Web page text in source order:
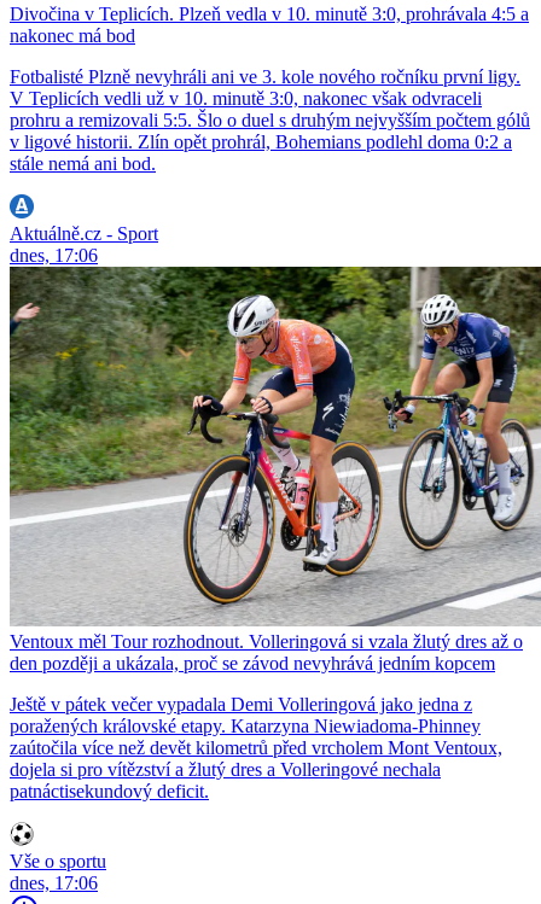
Divočina v Teplicích. Plzeň vedla v 10. minutě 3:0, prohrávala 4:5 a
nakonec má bod
Fotbalisté Plzně nevyhráli ani ve 3. kole nového ročníku první ligy.
V Teplicích vedli už v 10. minutě 3:0, nakonec však odvraceli
prohru a remizovali 5:5. Šlo o duel s druhým nejvyšším počtem gólů
v ligové historii. Zlín opět prohrál, Bohemians podlehl doma 0:2 a
stále nemá ani bod.
Aktuálně.cz - Sport
dnes, 17:06
Ventoux měl Tour rozhodnout. Volleringová si vzala žlutý dres až o
den později a ukázala, proč se závod nevyhrává jedním kopcem
Ještě v pátek večer vypadala Demi Volleringová jako jedna z
poražených královské etapy. Katarzyna Niewiadoma-Phinney
zaútočila více než devět kilometrů před vrcholem Mont Ventoux,
dojela si pro vítězství a žlutý dres a Volleringové nechala
patnáctisekundový deficit.
Vše o sportu
dnes, 17:06